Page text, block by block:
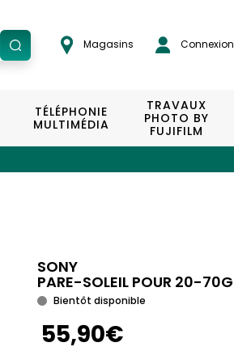
Magasins Connexion
TÉLÉPHONIE
MULTIMÉDIA
TRAVAUX
PHOTO BY
FUJIFILM
SONY
PARE-SOLEIL POUR 20-70G
Bientôt disponible
55,90€